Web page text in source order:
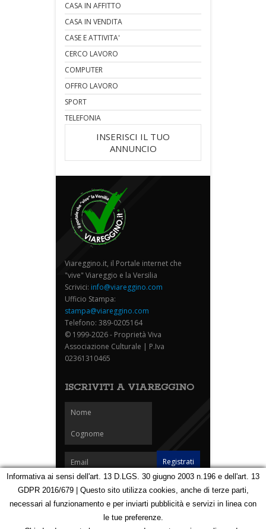
CASA IN AFFITTO
CASA IN VENDITA
CASE E ATTIVITA'
CERCO LAVORO
COMPUTER
OFFRO LAVORO
SPORT
TELEFONIA
INSERISCI IL TUO
ANNUNCIO
Viareggino.it, il Portale internet che
"vive" Viareggio e la Versilia
Scrivici: info@viareggino.com
Ufficio Stampa:
stampa@viareggino.com
Telefono: 389-0205164
© 1999-2026 - Proprietà Viva
Associazione Culturale | P.Iva
02361310465
ISCRIVITI A VIAREGGINO
Homepage Notizie Speciali Eventi Foto Carnevale
Partners
Contatti
Mappa
Informativa ai sensi dell'art. 13 D.LGS. 30 giugno 2003 n.196 e dell'art. 13
GDPR 2016/679 | Questo sito utilizza cookies, anche di terze parti,
necessari al funzionamento e per inviarti pubblicità e servizi in linea con
le tue preferenze.